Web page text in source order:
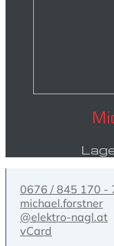
0676 / 845 170 -
michael.forstner
@elektro-nagl.at
vCard